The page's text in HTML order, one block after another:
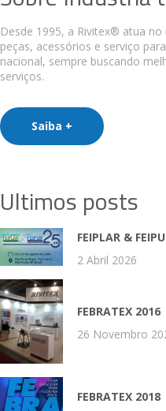
Desde 1995, a Rivitex® atua
peças, acessórios e serviço
nacional, sempre buscando
serviços.
Saiba +
Ultimos posts
FEIPLAR &
2 Abril 2026
FEBRATEX 2016
26 Novembro
FEBRATEX 2018